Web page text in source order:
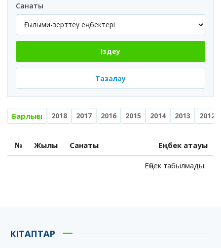
Санаты
Іздеу
Тазалау
Барлығы 2018 2017 2016 2015 2014 2013 2012
№ Жылы Санаты Еңбек атауы
Еңбек табылмады.
КІТАПТАР